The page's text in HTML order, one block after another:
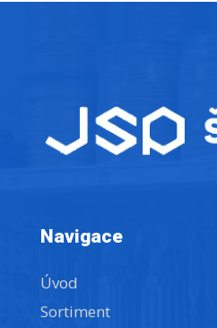
Navigace
Úvod
Sortiment